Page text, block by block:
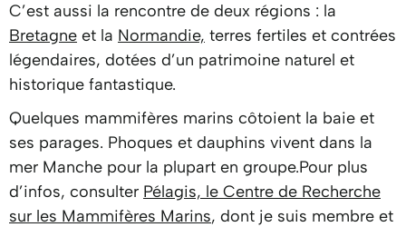
C’est aussi la rencontre de deux régions : la
Bretagne et la Normandie, terres fertiles et contrées
légendaires, dotées d’un patrimoine naturel et
historique fantastique.
Quelques mammifères marins côtoient la baie et
ses parages. Phoques et dauphins vivent dans la
mer Manche pour la plupart en groupe.Pour plus
d’infos, consulter Pélagis, le Centre de Recherche
sur les Mammifères Marins, dont je suis membre et